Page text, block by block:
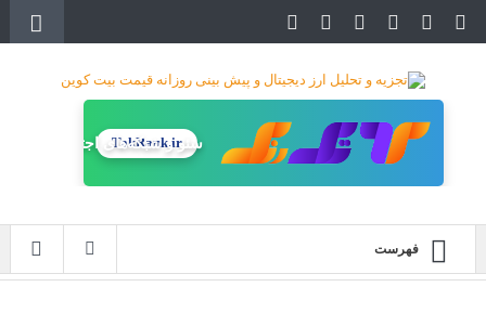
سئو و شبکه‌های اجتماعی
TakRank.ir
فهرست